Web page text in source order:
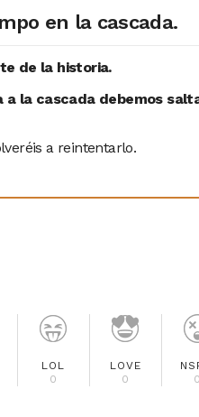
en la cascada.
de la historia.
a la cascada debemos
a reintentarlo.
LOL
0
LOVE
0
0